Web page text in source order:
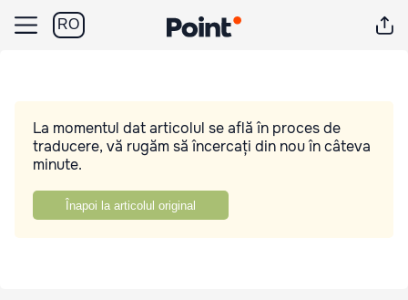
RO
La momentul dat articolul se află în proces de
traducere, vă rugăm să încercați din nou în câteva
minute.
Înapoi la articolul original